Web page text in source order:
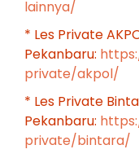
lainnya/
* Les Private
Pekanbaru:
private/akpol/
* Les Private
Pekanbaru:
private/bintara/